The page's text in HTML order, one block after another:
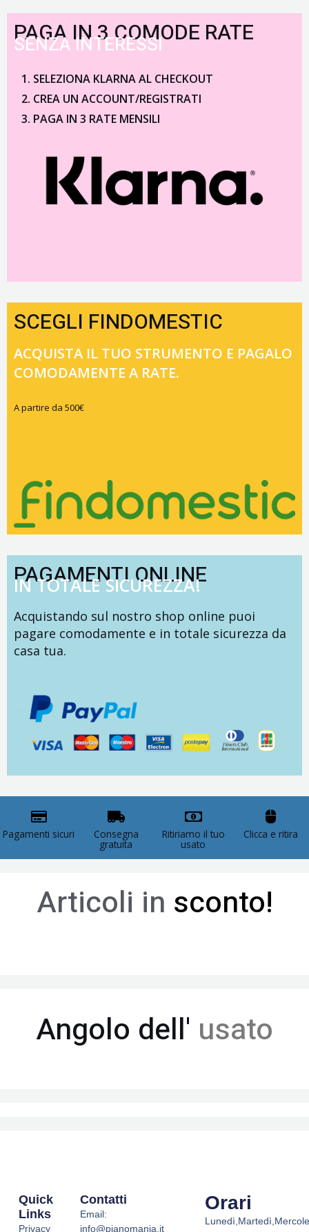
PAGA IN 3 COMODE RATE
SENZA INTERESSI
SELEZIONA KLARNA AL CHECKOUT
CREA UN ACCOUNT/REGISTRATI
PAGA IN 3 RATE MENSILI
SCEGLI FINDOMESTIC
ACQUISTA IL TUO STRUMENTO E PAGALO
COMODAMENTE A RATE.
A partire da 500€
PAGAMENTI ONLINE
IN TOTALE SICUREZZA!
Acquistando sul nostro shop online puoi
pagare comodamente e in totale sicurezza da
casa tua.
Pagamenti sicuri Consegna
gratuita
Ritiriamo il tuo
usato
Clicca e ritira
Articoli in sconto!
Angolo dell' usato
Orari
Quick
Links
Privacy
Contatti
Email:
info@pianomania.it